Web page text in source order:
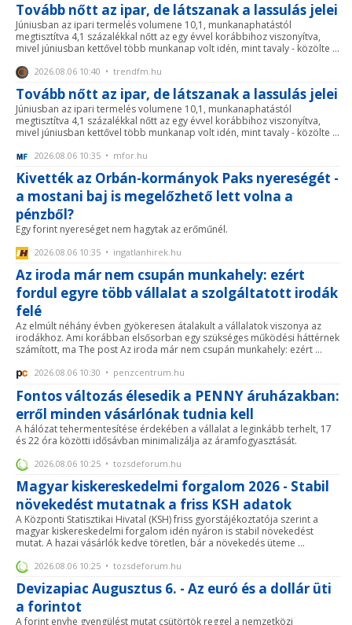
Tovább nőtt az ipar, de látszanak a lassulás jelei
Júniusban az ipari termelés volumene 10,1, munkanaphatástól
megtisztítva 4,1 százalékkal nőtt az egy évvel korábbihoz viszonyítva,
mivel júniusban kettővel több munkanap volt idén, mint tavaly - közölte ...
2026.08.06 10:40 • trendfm.hu
Tovább nőtt az ipar, de látszanak a lassulás jelei
Júniusban az ipari termelés volumene 10,1, munkanaphatástól
megtisztítva 4,1 százalékkal nőtt az egy évvel korábbihoz viszonyítva,
mivel júniusban kettővel több munkanap volt idén, mint tavaly - közölte ...
2026.08.06 10:35 • mfor.hu
Kivették az Orbán-kormányok Paks nyereségét -
a mostani baj is megelőzhető lett volna a
pénzből?
Egy forint nyereséget nem hagytak az erőműnél.
2026.08.06 10:35 • ingatlanhirek.hu
Az iroda már nem csupán munkahely: ezért
fordul egyre több vállalat a szolgáltatott irodák
felé
Az elmúlt néhány évben gyökeresen átalakult a vállalatok viszonya az
irodákhoz. Ami korábban elsősorban egy szükséges működési háttérnek
számított, ma The post Az iroda már nem csupán munkahely: ezért ...
2026.08.06 10:30 • penzcentrum.hu
Fontos változás élesedik a PENNY áruházakban:
erről minden vásárlónak tudnia kell
A hálózat tehermentesítése érdekében a vállalat a leginkább terhelt, 17
és 22 óra közötti idősávban minimalizálja az áramfogyasztását.
2026.08.06 10:25 • tozsdeforum.hu
Magyar kiskereskedelmi forgalom 2026 - Stabil
növekedést mutatnak a friss KSH adatok
A Központi Statisztikai Hivatal (KSH) friss gyorstájékoztatója szerint a
magyar kiskereskedelmi forgalom idén nyáron is stabil növekedést
mutat. A hazai vásárlók kedve töretlen, bár a növekedés üteme ...
2026.08.06 10:25 • tozsdeforum.hu
Devizapiac Augusztus 6. - Az euró és a dollár üti
a forintot
A forint enyhe gyengülést mutat csütörtök reggel a nemzetközi